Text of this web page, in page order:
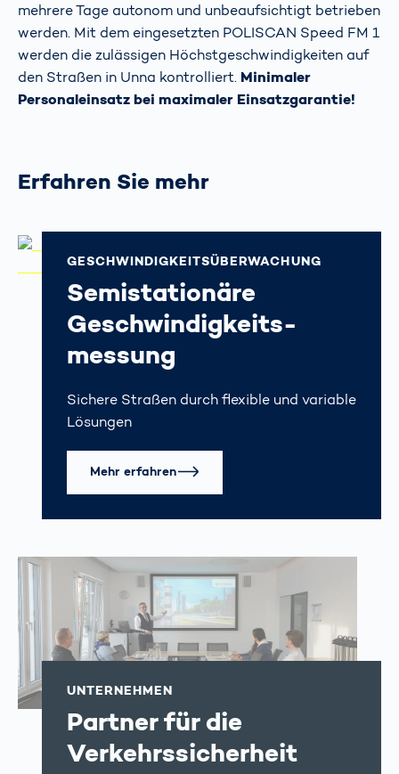
mehrere Tage autonom und unbeaufsichtigt betrieben
werden. Mit dem eingesetzten POLISCAN Speed FM 1
werden die zulässigen Höchstgeschwindigkeiten auf
den Straßen in Unna kontrolliert. Minimaler
Personaleinsatz bei maximaler Einsatzgarantie!
Erfahren Sie mehr
GESCHWINDIGKEITS­ÜBERWACHUNG
Semistationäre
Geschwindigkeits­
messung
Sichere Straßen durch flexible und variable
Lösungen
Mehr erfahren
UNTERNEHMEN
Partner für die
Verkehrs­sicherheit